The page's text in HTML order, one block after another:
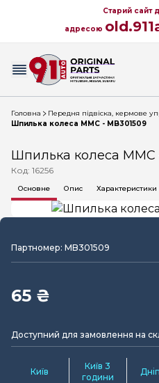
Старий сайт
адресою
Головна
Передня підвіска, кермове
Шпилька колеса MMC - MB301509
Шпилька колеса MMC
Код: 16256
Основне Опис Характеристики
Партномер: MB301509
65 ₴
Доступний для замовлення на
Київ
Київ 3
години